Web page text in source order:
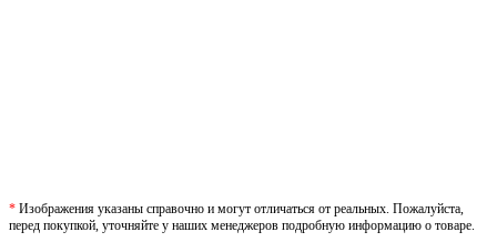
* Изображения указаны справочно и могут отличаться от реальных. Пожалуйста,
перед покупкой, уточняйте у наших менеджеров подробную информацию о товаре.